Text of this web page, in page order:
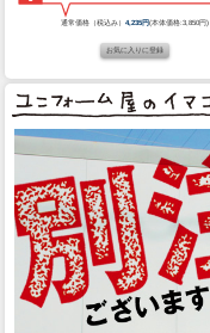
通常価格（税込み）4,235円(本体価格:3,850円)